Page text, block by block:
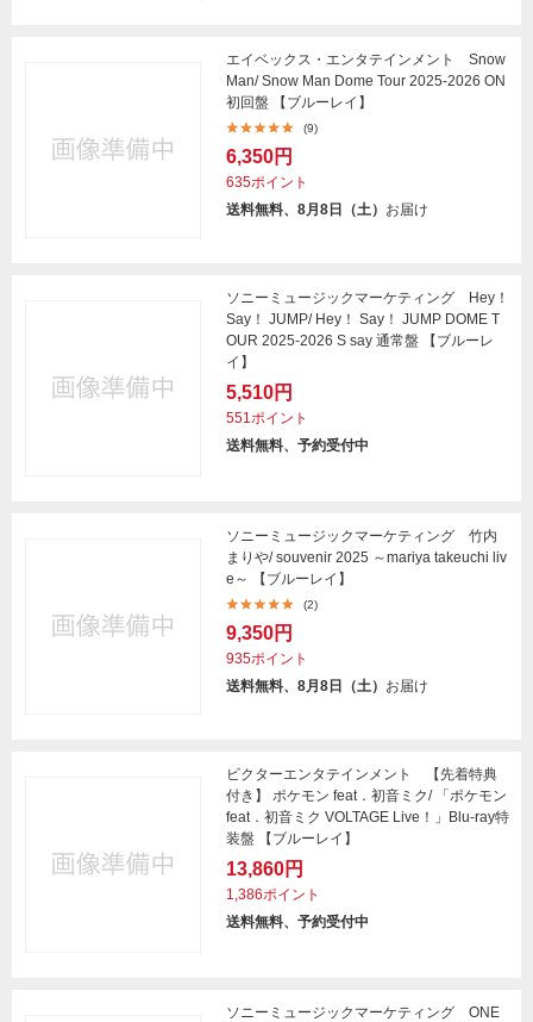
エイベックス・エンタテインメント Snow
Man/ Snow Man Dome Tour 2025-2026 ON
初回盤 【ブルーレイ】
(9)
6,350円
635ポイント
送料無料、8月8日（土） お届け
ソニーミュージックマーケティング Hey！
Say！ JUMP/ Hey！ Say！ JUMP DOME T
OUR 2025-2026 S say 通常盤 【ブルーレ
イ】
5,510円
551ポイント
送料無料、予約受付中
ソニーミュージックマーケティング 竹内
まりや/ souvenir 2025 ～mariya takeuchi liv
e～ 【ブルーレイ】
(2)
9,350円
935ポイント
送料無料、8月8日（土） お届け
ビクターエンタテインメント 【先着特典
付き】 ポケモン feat．初音ミク/ 「ポケモン
feat．初音ミク VOLTAGE Live！」Blu-ray特
装盤 【ブルーレイ】
13,860円
1,386ポイント
送料無料、予約受付中
ソニーミュージックマーケティング ONE